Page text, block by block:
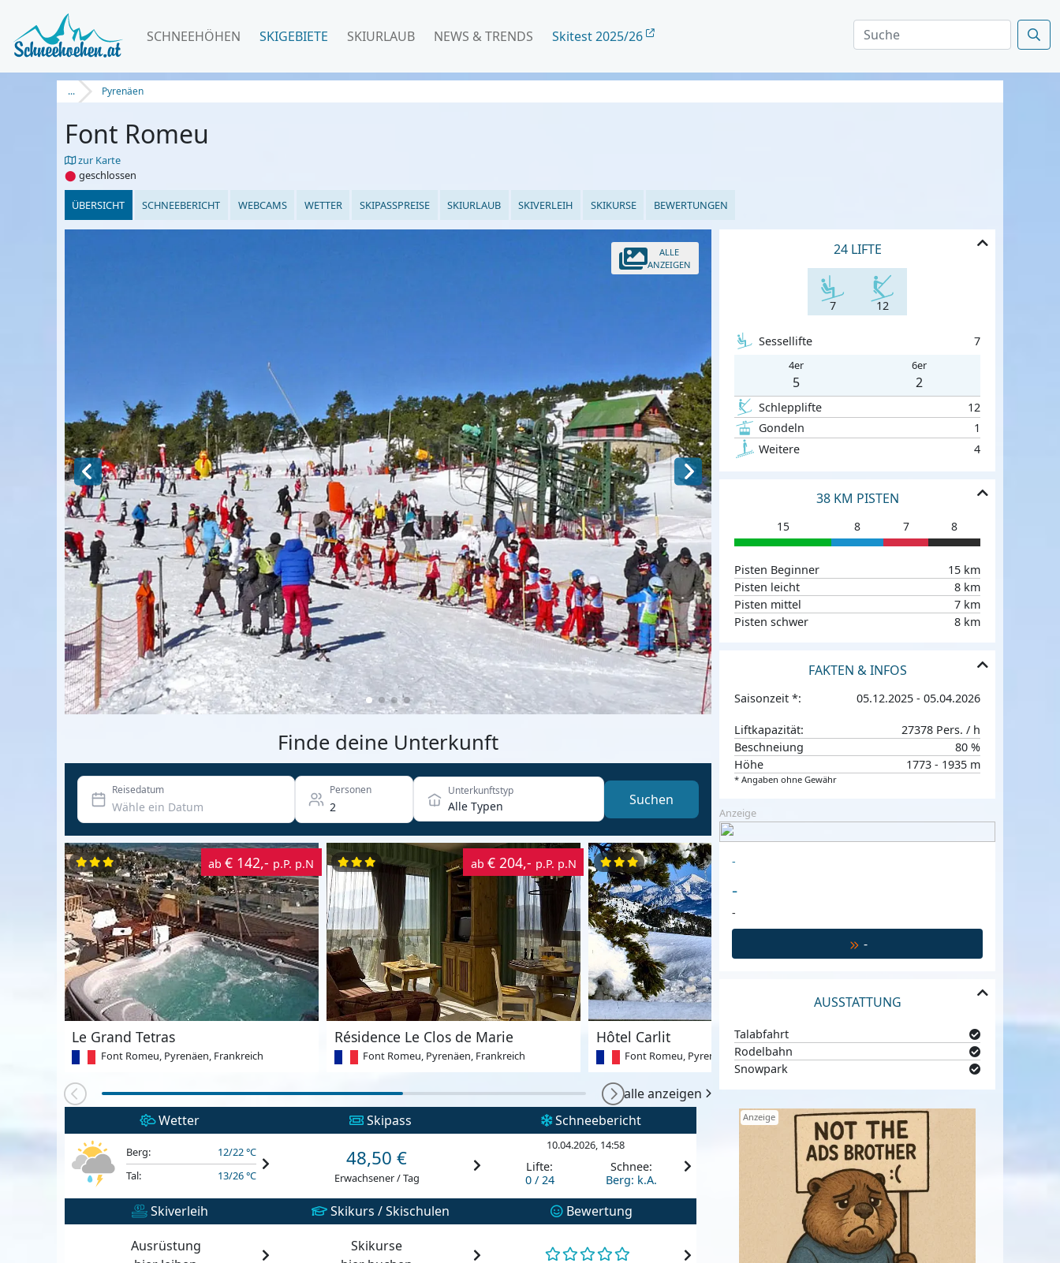
SCHNEEHÖHEN SKIGEBIETE SKIURLAUB NEWS & TRENDS Skitest 2025/26
... Pyrenäen
Font Romeu
zur Karte
⬤ geschlossen
ÜBERSICHT SCHNEEBERICHT WEBCAMS WETTER SKIPASSPREISE SKIURLAUB SKIVERLEIH SKIKURSE BEWERTUNGEN
ALLE
ANZEIGEN
Finde deine Unterkunft
Reisedatum Personen Unterkunftstyp
Alle Typen Suchen
ab€ 142,- p.P. p.N
Le Grand Tetras
Font Romeu, Pyrenäen, Frankreich
ab € 204,- p.P. p.N
Résidence Le Clos de Marie
Font Romeu, Pyrenäen, Frankreich
ab
Hôtel Carlit
Font Romeu, Pyrenäen, Frankreich
alle anzeigen
Wetter
Berg:
12/22 °C
Tal:
13/26 °C
Skipass
48,50 €
Erwachsener / Tag
Schneebericht
10.04.2026, 14:58
Lifte:
0 / 24
Schnee:
Berg: k.A.
Skiverleih
Ausrüstung
Skikurs / Skischulen
Skikurse
Bewertung
24 LIFTE
7 12
Sessellifte 7
4er
5
6er
2
Schlepplifte
12
Gondeln
1
Weitere
4
38 KM PISTEN
15 8 7 8
Pisten Beginner
15 km
Pisten leicht
8 km
Pisten mittel
7 km
Pisten schwer
8 km
FAKTEN & INFOS
Saisonzeit *: 05.12.2025 - 05.04.2026
Liftkapazität:
27378 Pers. / h
Beschneiung
80 %
Höhe
1773 - 1935 m
* Angaben ohne Gewähr
Anzeige
-
-
-
-
AUSSTATTUNG
Talabfahrt
Rodelbahn
Snowpark
Anzeige